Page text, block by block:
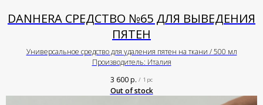
DANHERA СРЕДСТВО №65 ДЛЯ ВЫВЕДЕНИЯ
ПЯТЕН
Универсальное средство для удаления пятен на ткани / 500 мл
Производитель: Италия
3 600р. / 1 pc
Out of stock